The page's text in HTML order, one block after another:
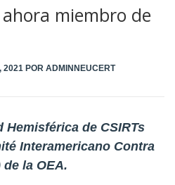
ahora miembro de
2021 POR ADMINNEUCERT
Hemisférica de CSIRTs
Interamericano Contra
de la OEA.